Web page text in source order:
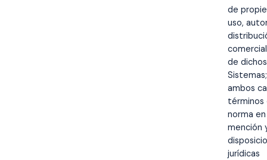
de
uso,
de dichos
ambos
términos
norma en
mención
jurídicas